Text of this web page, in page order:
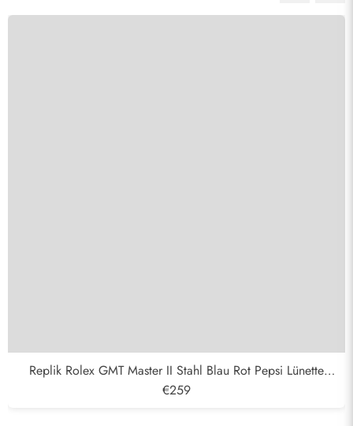
Replik Rolex GMT Master II Stahl Blau Rot Pepsi Lünette
Herrenuhr 126710
€259